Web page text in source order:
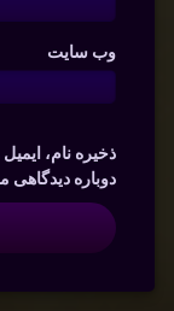
وب‌ سایت
ذخیره نام،
دوباره